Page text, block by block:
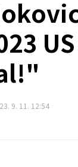
9. 11. 12:54